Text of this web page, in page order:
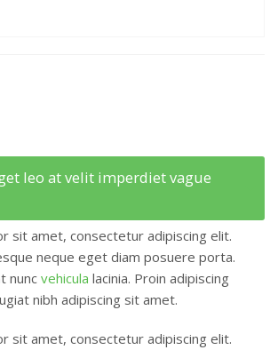
leo at velit imperdiet vague
sit amet, consectetur adipiscing elit.
neque eget diam posuere porta.
nunc vehicula lacinia. Proin adipiscing
nibh adipiscing sit amet.
sit amet, consectetur adipiscing elit.